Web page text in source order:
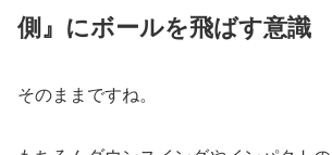
側』にボールを飛ばす意識
そのままですね。